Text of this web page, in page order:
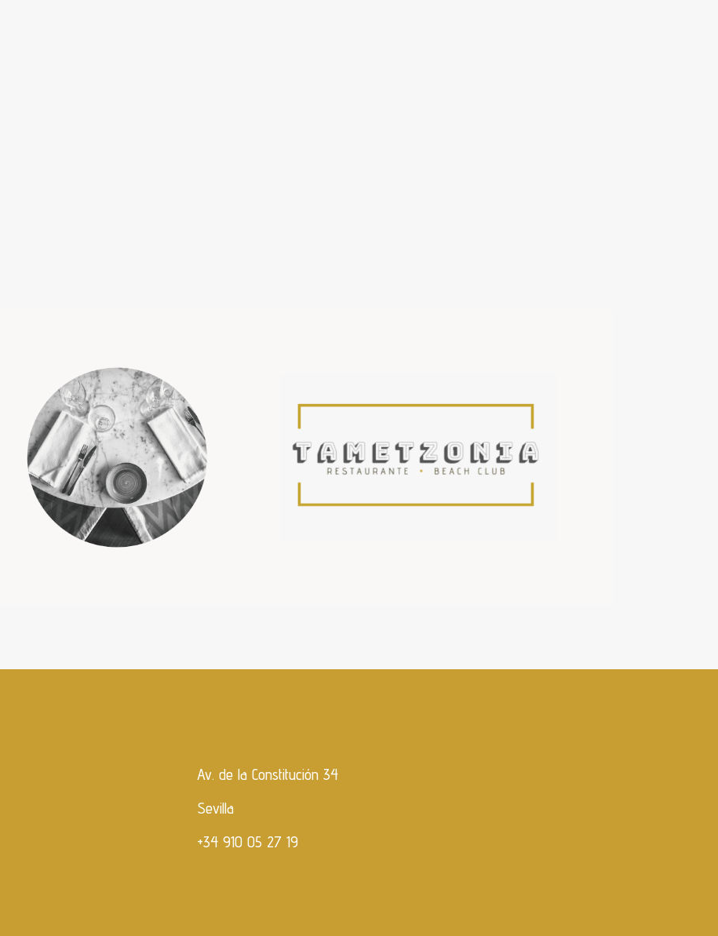
Av. de la Constitución 34
Sevilla
+34 910 05 27 19